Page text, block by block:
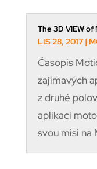
The 3D VIEW of
LIS 28, 2017|
Časopis
zajímavých
z druhé
aplikaci
svou misi na